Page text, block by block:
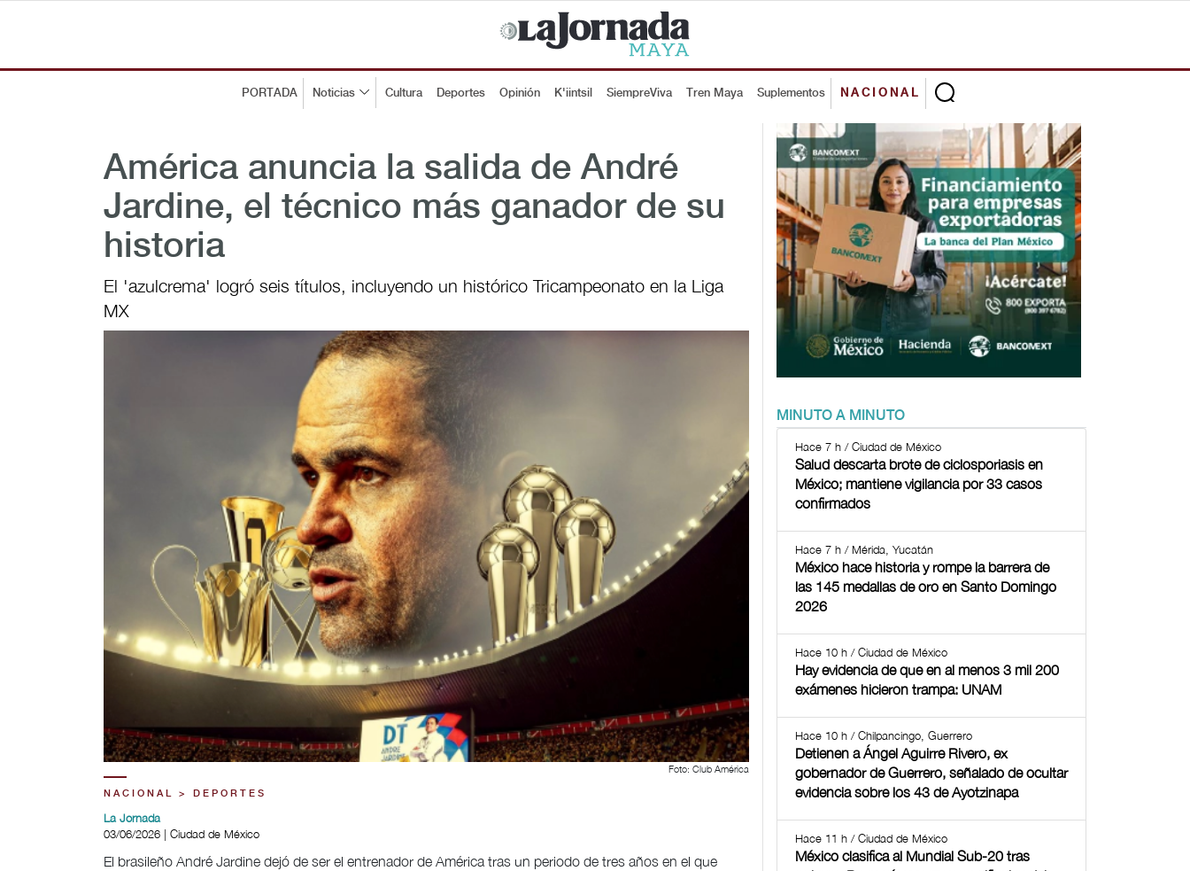
PORTADA Noticias Cultura Deportes Opinión K'iintsil SiempreViva Tren Maya Suplementos NACIONAL
América anuncia la salida de André
Jardine, el técnico más ganador de su
historia
El 'azulcrema' logró seis títulos, incluyendo un histórico Tricampeonato en la Liga
MX
Foto: Club América
NACIONAL > DEPORTES
La Jornada
03/06/2026 | Ciudad de México
El brasileño André Jardine dejó de ser el entrenador de América tras un periodo de tres años en el que
MINUTO A MINUTO
Hace 7 h / Ciudad de México
Salud descarta brote de ciclosporiasis en
México; mantiene vigilancia por 33 casos
confirmados
Hace 7 h / Mérida, Yucatán
México hace historia y rompe la barrera de
las 145 medallas de oro en Santo Domingo
2026
Hace 10 h / Ciudad de México
Hay evidencia de que en al menos 3 mil 200
exámenes hicieron trampa: UNAM
Hace 10 h / Chilpancingo, Guerrero
Detienen a Ángel Aguirre Rivero, ex
gobernador de Guerrero, señalado de ocultar
evidencia sobre los 43 de Ayotzinapa
Hace 11 h / Ciudad de México
México clasifica al Mundial Sub-20 tras